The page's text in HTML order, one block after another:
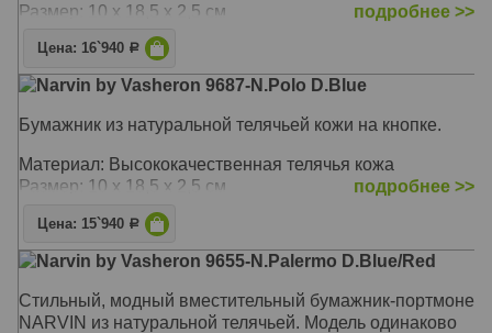
Размер: 10 х 18,5 х 2,5 см
подробнее >>
Цена: 16`940 Р
Narvin by Vasheron 9687-N.Polo D.Blue
Бумажник из натуральной телячьей кожи на кнопке.
Материал: Высококачественная телячья кожа
Размер: 10 х 18,5 х 2,5 см
подробнее >>
Цена: 15`940 Р
Narvin by Vasheron 9655-N.Palermo D.Blue/Red
Стильный, модный вместительный бумажник-портмоне
NARVIN из натуральной телячьей. Модель одинаково